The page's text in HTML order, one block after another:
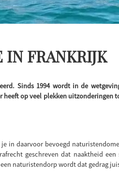
IN FRANKRIJK
Sinds 1994 wordt in de
op veel plekken uitzonderingen
in daarvoor bevoegd
geschreven dat naaktheid
naturistendorp wordt dat gedrag